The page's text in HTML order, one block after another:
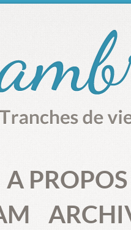
A PROPOS